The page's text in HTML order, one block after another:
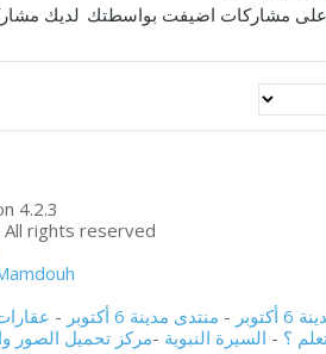
لديك
4.2.3
rights reserved.
- منتدى مدينة 6 أكتوبر -
؟ - السيرة النبوية -مركز تحميل الصور